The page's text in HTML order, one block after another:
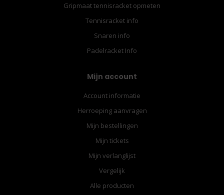
Gripmaat tennisracket opmeten
Tennisracket info
Snaren info
Padelracket Info
Mijn account
Account informatie
Herroeping aanvragen
Mijn bestellingen
Mijn tickets
Mijn verlanglijst
Vergelijk
Alle producten